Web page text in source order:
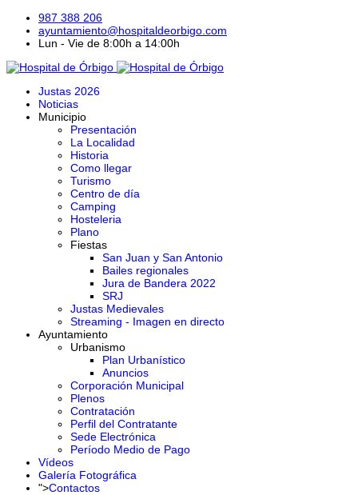
987 388 206
ayuntamiento@hospitaldeorbigo.com
Lun - Vie de 8:00h a 14:00h
Justas 2026
Noticias
Municipio
Presentación
La Localidad
Historia
Como llegar
Turismo
Centro de día
Camping
Hosteleria
Plano
Fiestas
San Juan y San Antonio
Bailes regionales
Jura de Bandera 2022
SRJ
Justas Medievales
Streaming - Imagen en directo
Ayuntamiento
Urbanismo
Plan Urbanístico
Anuncios
Corporación Municipal
Plenos
Contratación
Perfil del Contratante
Sede Electrónica
Período Medio de Pago
Vídeos
Galería Fotográfica
">Contactos